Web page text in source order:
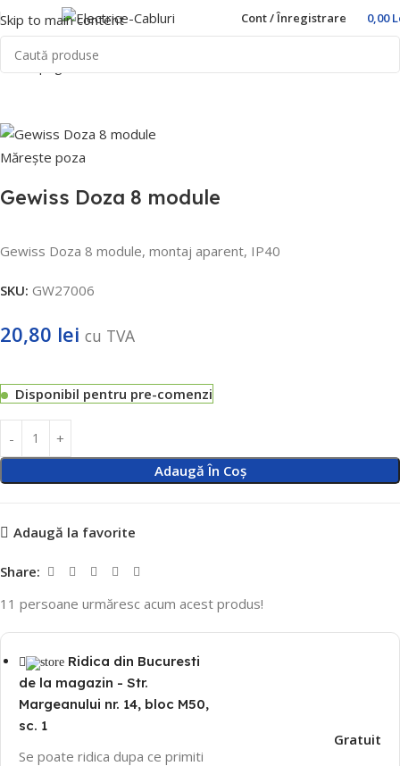
Skip to main content Cont / Înregistrare 0,00
Prima pagină
Mărește poza
Gewiss Doza 8 module
Gewiss Doza 8 module, montaj aparent, IP40
SKU: GW27006
20,80 lei cu TVA
Disponibil pentru pre-comenzi
Adaugă În Coș
Adaugă la favorite
Share:
11 persoane urmăresc acum acest produs!
Ridica din Bucuresti
de la magazin - Str.
Margeanului nr. 14, bloc M50,
sc. 1
Se poate ridica dupa ce primiti
Gratuit